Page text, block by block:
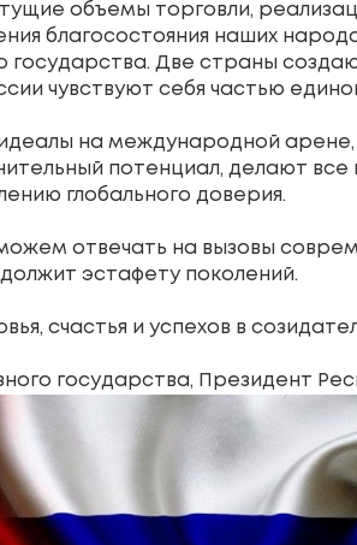
объемы торговли,
благосостояния наших
государства. Две страны
чувствуют себя частью
на международной
потенциал, делают все
глобального доверия.
отвечать на вызовы
эстафету поколений.
счастья и успехов в
государства, Президент